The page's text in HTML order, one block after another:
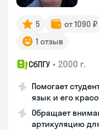
5 от 1090
1 отзыв
СбПГУ • 2000 г.
Помогает
язык и его
Обращает
артикуляцию